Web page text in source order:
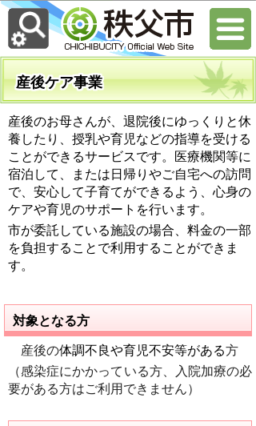
産後ケア事業
産後のお母さんが、退院後にゆっくりと休
養したり、授乳や育児などの指導を受ける
ことができるサービスです。医療機関等に
宿泊して、または日帰りやご自宅への訪問
で、安心して子育てができるよう、心身の
ケアや育児のサポートを行います。
市が委託している施設の場合、料金の一部
を負担することで利用することができま
す。
対象となる方
産後の体調不良や育児不安等がある方
（感染症にかかっている方、入院加療の必
要がある方はご利用できません）